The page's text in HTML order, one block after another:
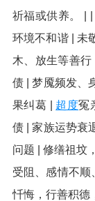
祈福或供养。 |
环境不和谐 | 未
木、放生等善
债 | 梦魇频发、
果纠葛 | 超度冤
债 | 家族运势衰
问题 | 修缮祖坟
受阻、感情不顺
忏悔，行善积德